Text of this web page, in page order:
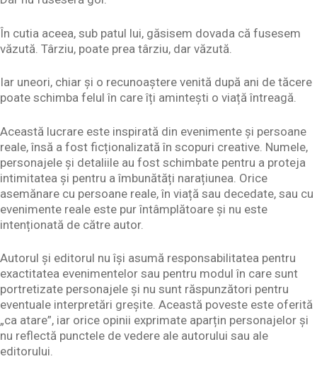
În cutia aceea, sub patul lui, găsisem dovada că fusesem
văzută. Târziu, poate prea târziu, dar văzută.
Iar uneori, chiar și o recunoaștere venită după ani de tăcere
poate schimba felul în care îți amintești o viață întreagă.
Această lucrare este inspirată din evenimente și persoane
reale, însă a fost ficționalizată în scopuri creative. Numele,
personajele și detaliile au fost schimbate pentru a proteja
intimitatea și pentru a îmbunătăți narațiunea. Orice
asemănare cu persoane reale, în viață sau decedate, sau cu
evenimente reale este pur întâmplătoare și nu este
intenționată de către autor.
Autorul și editorul nu își asumă responsabilitatea pentru
exactitatea evenimentelor sau pentru modul în care sunt
portretizate personajele și nu sunt răspunzători pentru
eventuale interpretări greșite. Această poveste este oferită
„ca atare”, iar orice opinii exprimate aparțin personajelor și
nu reflectă punctele de vedere ale autorului sau ale
editorului.